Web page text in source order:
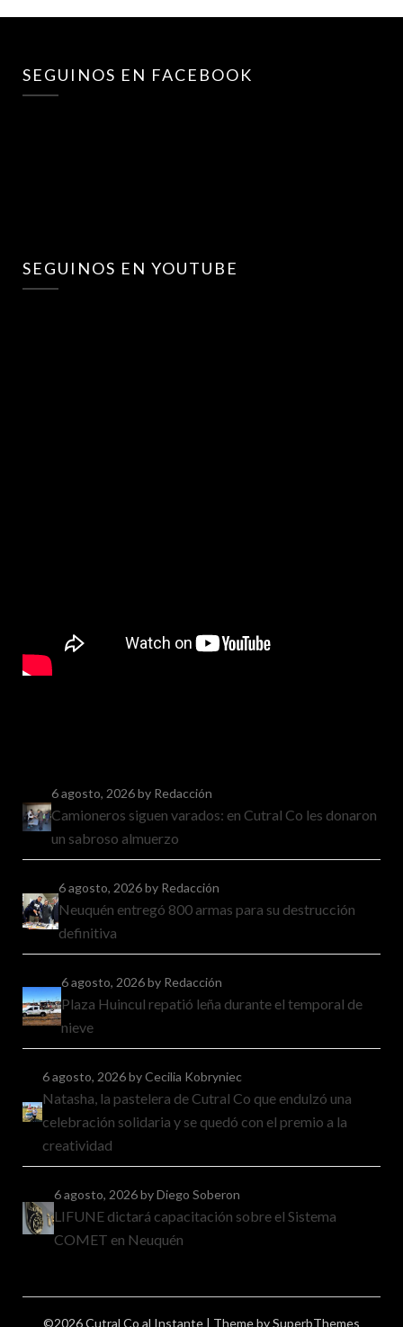
SEGUINOS EN FACEBOOK
SEGUINOS EN YOUTUBE
6 agosto, 2026by Redacción
Camioneros siguen varados: en Cutral Co les donaron
un sabroso almuerzo
6 agosto, 2026by Redacción
Neuquén entregó 800 armas para su destrucción
definitiva
6 agosto, 2026by Redacción
Plaza Huincul repatió leña durante el temporal de
nieve
6 agosto, 2026by Cecilia Kobryniec
Natasha, la pastelera de Cutral Co que endulzó una
celebración solidaria y se quedó con el premio a la
creatividad
6 agosto, 2026by Diego Soberon
LIFUNE dictará capacitación sobre el Sistema
COMET en Neuquén
©2026 Cutral Co al Instante | Theme bySuperbThemes